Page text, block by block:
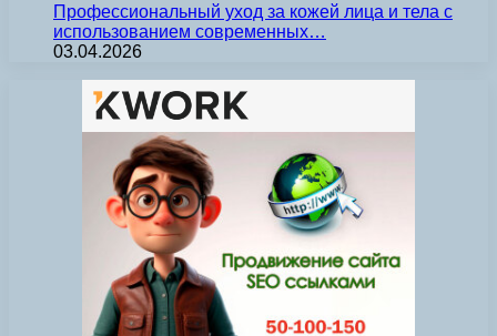
Профессиональный уход за кожей лица и тела с
использованием современных…
03.04.2026